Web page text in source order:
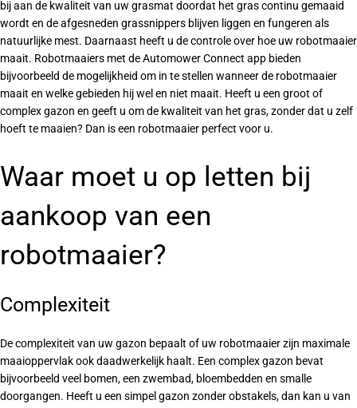
bij aan de kwaliteit van uw grasmat doordat het gras continu gemaaid
wordt en de afgesneden grassnippers blijven liggen en fungeren als
natuurlijke mest. Daarnaast heeft u de controle over hoe uw robotmaaier
maait. Robotmaaiers met de Automower Connect app bieden
bijvoorbeeld de mogelijkheid om in te stellen wanneer de robotmaaier
maait en welke gebieden hij wel en niet maait. Heeft u een groot of
complex gazon en geeft u om de kwaliteit van het gras, zonder dat u zelf
hoeft te maaien? Dan is een robotmaaier perfect voor u.
Waar moet u op letten bij
aankoop van een
robotmaaier?
Complexiteit
De complexiteit van uw gazon bepaalt of uw robotmaaier zijn maximale
maaioppervlak ook daadwerkelijk haalt. Een complex gazon bevat
bijvoorbeeld veel bomen, een zwembad, bloembedden en smalle
doorgangen. Heeft u een simpel gazon zonder obstakels, dan kan u van